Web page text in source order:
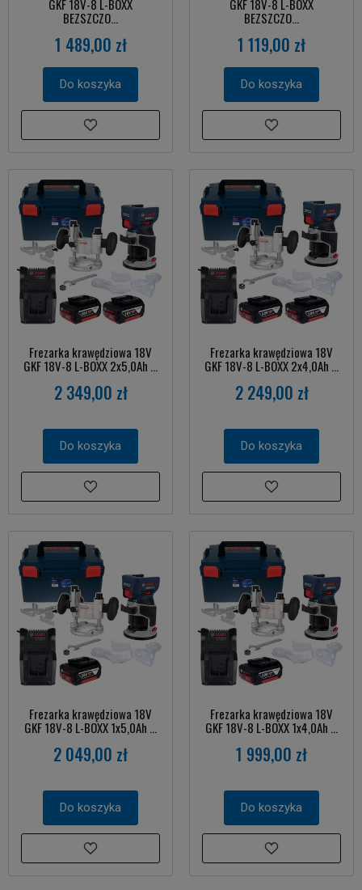
GKF 18V-8 L-BOXX
BEZSZCZO...
1 489,00 zł
Do koszyka
GKF 18V-8 L-BOXX
BEZSZCZO...
1 119,00 zł
Do koszyka
Frezarka krawędziowa 18V
GKF 18V-8 L-BOXX 2x5,0Ah ...
2 349,00 zł
Do koszyka
Frezarka krawędziowa 18V
GKF 18V-8 L-BOXX 2x4,0Ah ...
2 249,00 zł
Do koszyka
Frezarka krawędziowa 18V
GKF 18V-8 L-BOXX 1x5,0Ah ...
2 049,00 zł
Do koszyka
Frezarka krawędziowa 18V
GKF 18V-8 L-BOXX 1x4,0Ah ...
1 999,00 zł
Do koszyka